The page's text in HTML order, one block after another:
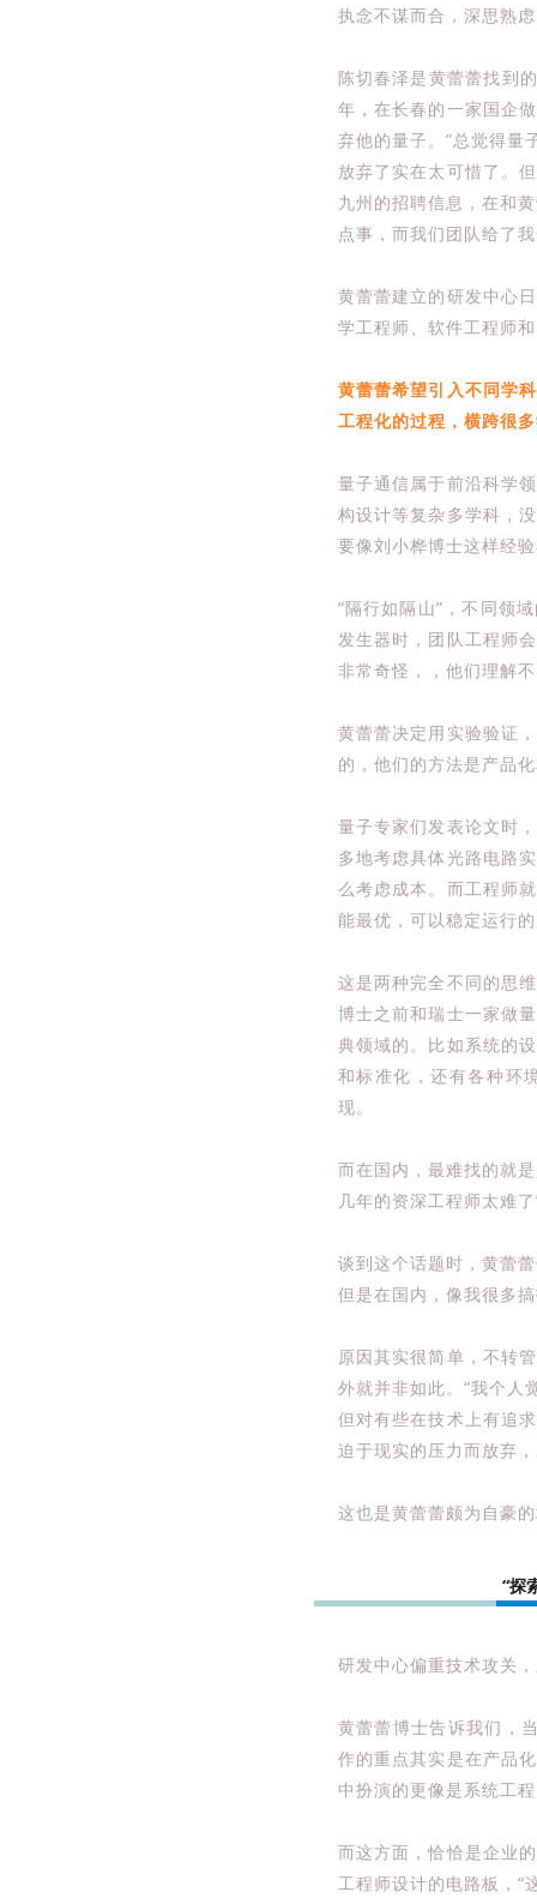
执念不谋而合，深思熟
陈切春泽是黄蕾蕾找到
年，在长春的一家国企
弃他的量子。”总觉得量
放弃了实在太可惜了。
九州的招聘信息，在和
点事，而我们团队给了
黄蕾蕾建立的研发中心
学工程师、软件工程师
黄蕾蕾希望引入不同学
工程化的过程，横跨很
量子通信属于前沿科学
构设计等复杂多学科，
要像刘小桦博士这样经
“隔行如隔山”，不同领
发生器时，团队工程师
非常奇怪，，他们理解
黄蕾蕾决定用实验验证
的，他们的方法是产品
量子专家们发表论文时
多地考虑具体光路电路
么考虑成本。而工程师
能最优，可以稳定运行
这是两种完全不同的思
博士之前和瑞士一家做
典领域的。比如系统的
和标准化，还有各种环
现。
而在国内，最难找的就
几年的资深工程师太难
谈到这个话题时，黄蕾
但是在国内，像我很多
原因其实很简单，不转
外就并非如此。“我个人
但对有些在技术上有追
迫于现实的压力而放弃
这也是黄蕾蕾颇为自豪
“探
研发中心偏重技术攻关
黄蕾蕾博士告诉我们，
作的重点其实是在产品
中扮演的更像是系统工
而这方面，恰恰是企业
工程师设计的电路板，“